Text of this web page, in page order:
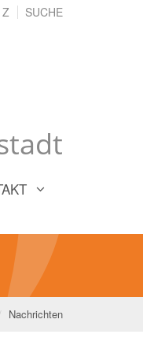
SUCHE
Nachrichten